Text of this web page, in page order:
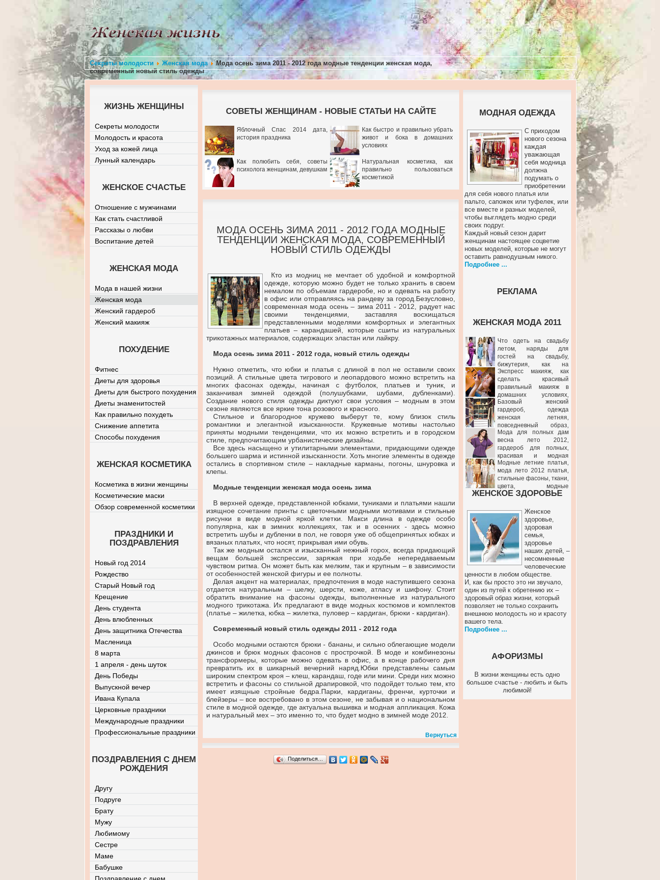
Секреты молодости Женская мода
Мода осень зима 2011 - 2012 года модные тенденции женская мода,
современный новый стиль одежды
СОВЕТЫ ЖЕНЩИНАМ - НОВЫЕ СТАТЬИ НА САЙТЕ
Яблочный Спас 2014 дата,
история праздника
Как быстро и правильно убрать
живот и бока в домашних
условиях
Как полюбить себя, советы
психолога женщинам, девушкам
Натуральная косметика, как
правильно пользоваться
косметикой
МОДА ОСЕНЬ ЗИМА 2011 - 2012 ГОДА МОДНЫЕ
ТЕНДЕНЦИИ ЖЕНСКАЯ МОДА, СОВРЕМЕННЫЙ
НОВЫЙ СТИЛЬ ОДЕЖДЫ
Кто из модниц не мечтает об удобной и комфортной
одежде, которую можно будет не только хранить в своем
немалом по объемам гардеробе, но и одевать на работу
в офис или отправляясь на рандеву за город.Безусловно,
современная мода осень – зима 2011 - 2012, радует нас
своими тенденциями, заставляя восхищаться
представленными моделями комфортных и элегантных
платьев – карандашей, которые сшиты из натуральных
трикотажных материалов, содержащих эластан или лайкру.
Мода осень зима 2011 - 2012 года, новый стиль одежды
Нужно отметить, что юбки и платья с длиной в пол не оставили своих
позиций. А стильные цвета тигрового и леопардового можно встретить на
многих фасонах одежды, начиная с футболок, платьев и туник, и
заканчивая зимней одеждой (полушубками, шубами, дубленками).
Создание нового стиля одежды диктуют свои условия – модным в этом
сезоне являются все яркие тона розового и красного.
Стильное и благородное кружево выберут те, кому близок стиль
романтики и элегантной изысканности. Кружевные мотивы настолько
приняты модными тенденциями, что их можно встретить и в городском
стиле, предпочитающим урбанистические дизайны.
Все здесь насыщено и утилитарными элементами, придающими одежде
большего шарма и истинной изысканности. Хоть многие элементы в одежде
остались в спортивном стиле – накладные карманы, погоны, шнуровка и
клепы.
Модные тенденции женская мода осень зима
В верхней одежде, представленной юбками, туниками и платьями нашли
изящное сочетание принты с цветочными модными мотивами и стильные
рисунки в виде модной яркой клетки. Макси длина в одежде особо
популярна, как в зимних коллекциях, так и в осенних - здесь можно
встретить шубы и дубленки в пол, не говоря уже об общепринятых юбках и
вязаных платьях, что носят, прикрывая ими обувь.
Так же модным остался и изысканный нежный горох, всегда придающий
вещам большей экспрессии, заряжая при ходьбе непередаваемым
чувством ритма. Он может быть как мелким, так и крупным – в зависимости
от особенностей женской фигуры и ее полноты.
Делая акцент на материалах, предпочтения в моде наступившего сезона
отдается натуральным – шелку, шерсти, коже, атласу и шифону. Стоит
обратить внимание на фасоны одежды, выполненные из натурального
модного трикотажа. Их предлагают в виде модных костюмов и комплектов
(платье – жилетка, юбка – жилетка, пуловер – кардиган, брюки - кардиган).
Современный новый стиль одежды 2011 - 2012 года
Особо модными остаются брюки - бананы, и сильно облегающие модели
джинсов и брюк модных фасонов с прострочкой. В моде и комбинезоны
трансформеры, которые можно одевать в офис, а в конце рабочего дня
превратить их в шикарный вечерний наряд.Юбки представлены самым
широким спектром кроя – клеш, карандаш, годе или мини. Среди них можно
встретить и фасоны со стильной драпировкой, что подойдет только тем, кто
имеет изящные стройные бедра.Парки, кардиганы, френчи, курточки и
блейзеры – все востребовано в этом сезоне, не забывая и о национальном
стиле в модной одежде, где актуальна вышивка и модная аппликация. Кожа
и натуральный мех – это именно то, что будет модно в зимней моде 2012.
Вернуться
Поделиться…
МОДНАЯ ОДЕЖДА
С приходом
нового сезона
каждая
уважающая
себя модница
должна
подумать о
приобретении
для себя нового платья или
пальто, сапожек или туфелек, или
все вместе и разных моделей,
чтобы выглядеть модно среди
своих подруг.
Каждый новый сезон дарит
женщинам настоящее соцветие
новых моделей, которые не могут
оставить равнодушным никого.
Подробнее ...
РЕКЛАМА
ЖЕНСКАЯ МОДА 2011
Что одеть на свадьбу
летом, наряды для
гостей на свадьбу,
бижутерия, как на
свадьбу сделать макияж
Экспресс макияж, как
сделать красивый
правильный макияж в
домашних условиях,
макияж глаз, губБазовый женский
гардероб, одежда
женская летняя,
повседневный образ,
предметы женского гардероба
Мода для полных дам
весна лето 2012,
гардероб для полных,
красивая и модная
одежда на каждый день, вечерние
наряды, модные фасоны для
полных женщин, девушек
Модные летние платья,
мода лето 2012 платья,
стильные фасоны, ткани,
цвета, модные
тенденции, кружевные платья, какие
ЖЕНСКОЕ ЗДОРОВЬЕ
Женское
здоровье,
здоровая
семья,
здоровье
наших детей, –
несомненные
человеческие
ценности в любом обществе.
И, как бы просто это ни звучало,
один из путей к обретению их –
здоровый образ жизни, который
позволяет не только сохранить
внешнюю молодость но и красоту
вашего тела.
Подробнее ...
АФОРИЗМЫ
В жизни женщины есть одно
большое счастье - любить и быть
любимой!
ЖИЗНЬ ЖЕНЩИНЫ
Секреты молодости
Молодость и красота
Уход за кожей лица
Лунный календарь
ЖЕНСКОЕ СЧАСТЬЕ
Отношение с мужчинами
Как стать счастливой
Рассказы о любви
Воспитание детей
ЖЕНСКАЯ МОДА
Мода в нашей жизни
Женская мода
Женский гардероб
Женский макияж
ПОХУДЕНИЕ
Фитнес
Диеты для здоровья
Диеты для быстрого похудения
Диеты знаменитостей
Как правильно похудеть
Снижение аппетита
Способы похудения
ЖЕНСКАЯ КОСМЕТИКА
Косметика в жизни женщины
Косметические маски
Обзор современной косметики
ПРАЗДНИКИ И
ПОЗДРАВЛЕНИЯ
Новый год 2014
Рождество
Старый Новый год
Крещение
День студента
День влюбленных
День защитника Отечества
Масленица
8 марта
1 апреля - день шуток
День Победы
Выпускной вечер
Ивана Купала
Церковные праздники
Международные праздники
Профессиональные праздники
ПОЗДРАВЛЕНИЯ С ДНЕМ
РОЖДЕНИЯ
Другу
Подруге
Брату
Мужу
Любимому
Сестре
Маме
Бабушке